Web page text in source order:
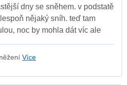
dny se sněhem. v podstatě
nějaký sníh. teď tam
noc by mohla dát víc ale
Více